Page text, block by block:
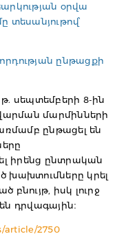
օրվա
ընթացքի
սեպտեմբերի 8-ին
մարմինների
ընթացել են
իրենց ընտրական
խախտումները կրել
իսկ լուրջ
դրվագային։
article/2750